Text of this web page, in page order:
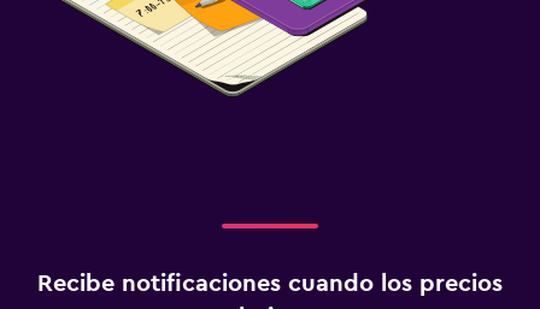
Recibe notificaciones cuando los precios